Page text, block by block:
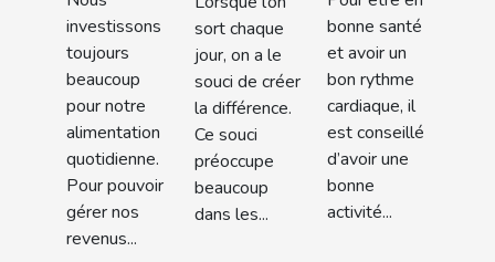
courses ?
investissons
toujours
beaucoup
pour notre
alimentation
quotidienne.
Pour pouvoir
gérer nos
revenus...
sort chaque
jour, on a le
souci de créer
la différence.
Ce souci
préoccupe
beaucoup
dans les...
bonne santé
et avoir un
bon rythme
cardiaque, il
est conseillé
d’avoir une
bonne
activité...